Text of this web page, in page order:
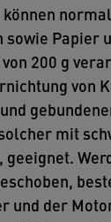
Papier
200 g
von
mit
und der